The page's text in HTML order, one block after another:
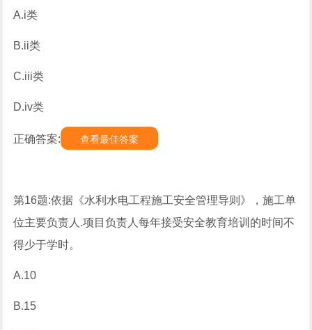
A.i类
B.ii类
C.iii类
D.iv类
正确答案: 查看最佳答案
第16题:依据《水利水电工程施工安全管理导则》，施工单
位主要负责人.项目负责人每年接受安全教育培训的时间不
得少于学时。
A.10
B.15